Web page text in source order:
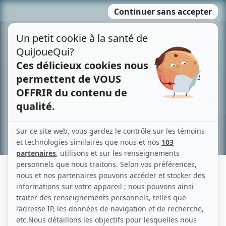
MENU
contenu
Recherche avancée »
ANA SINAÏ
Liens
Fiche de Ana Sinaï sur Showbizz.net